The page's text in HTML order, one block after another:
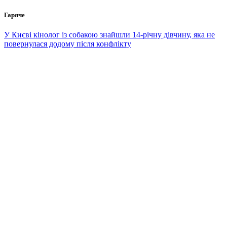
Перейти
вмісту
Гаряче
У Києві кінолог із собакою знайшли 14-річну дівчину, яка не
повернулася додому після конфлікту